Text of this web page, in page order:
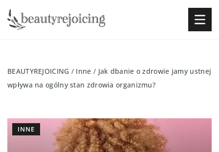
BEAUTYREJOICING / Inne / Jak dbanie o zdrowie jamy ustnej
wpływa na ogólny stan zdrowia organizmu?
INNE